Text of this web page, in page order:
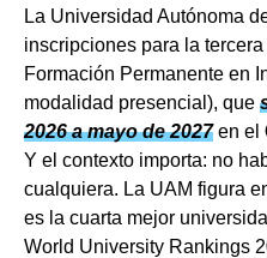
La Universidad Autónoma
inscripciones para la
Formación Permanente en
modalidad presencial), que
2026 a mayo de 2027en el
Y el contexto importa: no
cualquiera. La UAM figura
es la cuarta mejor
World University Rankings